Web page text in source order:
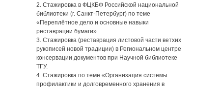
2. Стажировка в ФЦКБФ Российской национальной
библиотеки (г. Санкт-Петербург) по теме
«Переплётное дело и основные навыки
реставрации бумаги».
3. Стажировка (реставрация листовой части ветхих
рукописей новой традиции) в Региональном центре
консервации документов при Научной библиотеке
ТГУ.
4. Стажировка по теме «Организация системы
профилактики и долговременного хранения в